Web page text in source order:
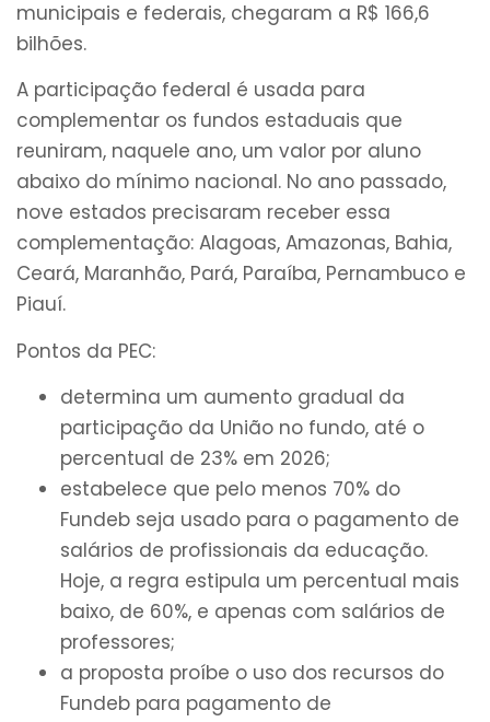
municipais e federais, chegaram a R$ 166,6
bilhões.
A participação federal é usada para
complementar os fundos estaduais que
reuniram, naquele ano, um valor por aluno
abaixo do mínimo nacional. No ano passado,
nove estados precisaram receber essa
complementação: Alagoas, Amazonas, Bahia,
Ceará, Maranhão, Pará, Paraíba, Pernambuco e
Piauí.
Pontos da PEC:
determina um aumento gradual da
participação da União no fundo, até o
percentual de 23% em 2026;
estabelece que pelo menos 70% do
Fundeb seja usado para o pagamento de
salários de profissionais da educação.
Hoje, a regra estipula um percentual mais
baixo, de 60%, e apenas com salários de
professores;
a proposta proíbe o uso dos recursos do
Fundeb para pagamento de